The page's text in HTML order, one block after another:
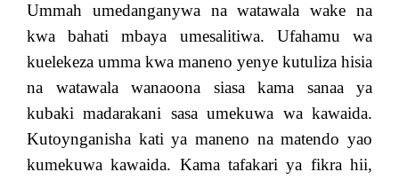
Ummah umedanganywa na watawala wake na
kwa bahati mbaya umesalitiwa. Ufahamu wa
kuelekeza umma kwa maneno yenye kutuliza hisia
na watawala wanaoona siasa kama sanaa ya
kubaki madarakani sasa umekuwa wa kawaida.
Kutoynganisha kati ya maneno na matendo yao
kumekuwa kawaida. Kama tafakari ya fikra hii,